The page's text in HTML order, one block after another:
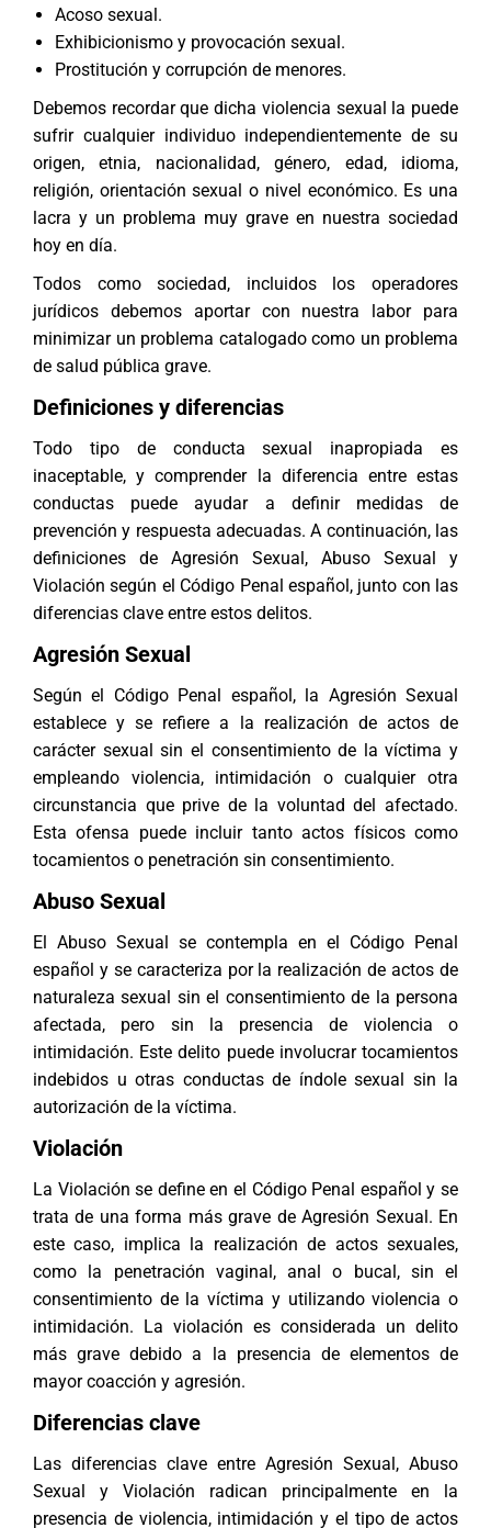
Acoso sexual.
Exhibicionismo y provocación sexual.
Prostitución y corrupción de menores.
Debemos recordar que dicha violencia sexual la puede
sufrir cualquier individuo independientemente de su
origen, etnia, nacionalidad, género, edad, idioma,
religión, orientación sexual o nivel económico. Es una
lacra y un problema muy grave en nuestra sociedad
hoy en día.
Todos como sociedad, incluidos los operadores
jurídicos debemos aportar con nuestra labor para
minimizar un problema catalogado como un problema
de salud pública grave.
Definiciones y diferencias
Todo tipo de conducta sexual inapropiada es
inaceptable, y comprender la diferencia entre estas
conductas puede ayudar a definir medidas de
prevención y respuesta adecuadas. A continuación, las
definiciones de Agresión Sexual, Abuso Sexual y
Violación según el Código Penal español, junto con las
diferencias clave entre estos delitos.
Agresión Sexual
Según el Código Penal español, la Agresión Sexual
establece y se refiere a la realización de actos de
carácter sexual sin el consentimiento de la víctima y
empleando violencia, intimidación o cualquier otra
circunstancia que prive de la voluntad del afectado.
Esta ofensa puede incluir tanto actos físicos como
tocamientos o penetración sin consentimiento.
Abuso Sexual
El Abuso Sexual se contempla en el Código Penal
español y se caracteriza por la realización de actos de
naturaleza sexual sin el consentimiento de la persona
afectada, pero sin la presencia de violencia o
intimidación. Este delito puede involucrar tocamientos
indebidos u otras conductas de índole sexual sin la
autorización de la víctima.
Violación
La Violación se define en el Código Penal español y se
trata de una forma más grave de Agresión Sexual. En
este caso, implica la realización de actos sexuales,
como la penetración vaginal, anal o bucal, sin el
consentimiento de la víctima y utilizando violencia o
intimidación. La violación es considerada un delito
más grave debido a la presencia de elementos de
mayor coacción y agresión.
Diferencias clave
Las diferencias clave entre Agresión Sexual, Abuso
Sexual y Violación radican principalmente en la
presencia de violencia, intimidación y el tipo de actos